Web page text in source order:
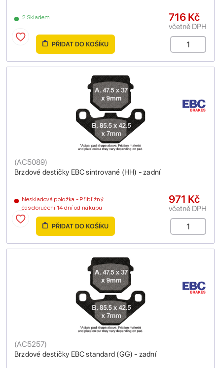
2 Skladem 716 Kč
včetně DPH
PŘIDAT DO KOŠÍKU
Brzdové destičky EBC sintrované (HH) - zadní
(AC5089)
Neskladová položka - Přibližný
čas doručení 14 dní od nákupu
971 Kč
včetně DPH
PŘIDAT DO KOŠÍKU
Brzdové destičky EBC standard (GG) - zadní
(AC5257)